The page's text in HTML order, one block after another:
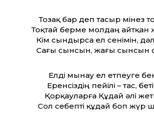
Тозақ бар деп тасыр мінез
Тоқтай берме молдаң айт­қан
Кім сындырса ел сенімін,
Сағы сынсын, жағы сынсын
Елді мынау ел етпеуге
Еренсіздің пейілі – тас, беті
Қорқауларға Құдай әлі
Сол себепті құдай боп жүр